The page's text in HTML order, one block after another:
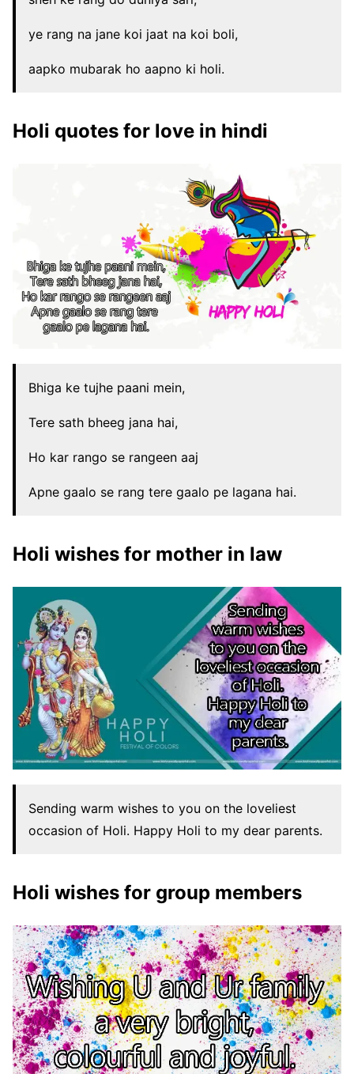
ye rang na jane koi jaat na koi boli,
aapko mubarak ho aapno ki holi.
Holi quotes for love in hindi
Bhiga ke tujhe paani mein,
Tere sath bheeg jana hai,
Ho kar rango se rangeen aaj
Apne gaalo se rang tere gaalo pe lagana hai.
Holi wishes for mother in law
Sending warm wishes to you on the loveliest
occasion of Holi. Happy Holi to my dear parents.
Holi wishes for group members